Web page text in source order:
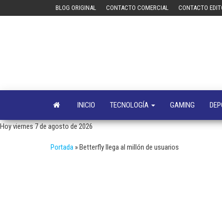
BLOG ORIGINAL CONTACTO COMERCIAL CONTACTO
INICIO TECNOLOGÍA GAMING
Hoy viernes 7 de agosto de 2026
Portada »Betterfly llega al millón de usuarios